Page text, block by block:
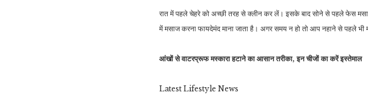
रात में पहले चेहरे को अच्छी तरह से क्लीन कर लें। इसके बाद सोने से पहले फेस
में मसाज करना फायदेमंद माना जाता है। अगर समय न हो तो आप नहाने से पहले
आंखों से वाटरप्रूफ मस्कारा हटाने का आसान तरीका, इन चीजों का करें इस्तेमाल
Latest Lifestyle News